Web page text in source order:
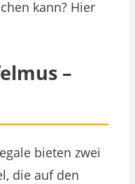
kann? Hier
–
bieten zwei
die auf den